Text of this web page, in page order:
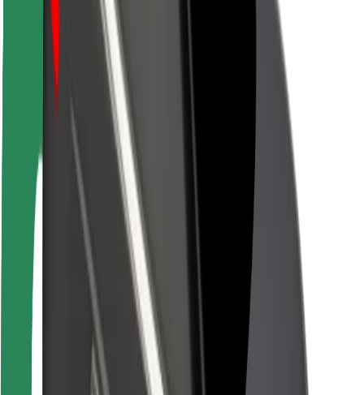
Bezpečnost cestujících
Bezpečnost řidičů
Bezpečnost na koloběžce
Laboratoř bezpečnosti
Lokality
Řešení pro města
Nabíjecí stanice Bolt
Pro cestující
Pro řidiče
Pro kurýry